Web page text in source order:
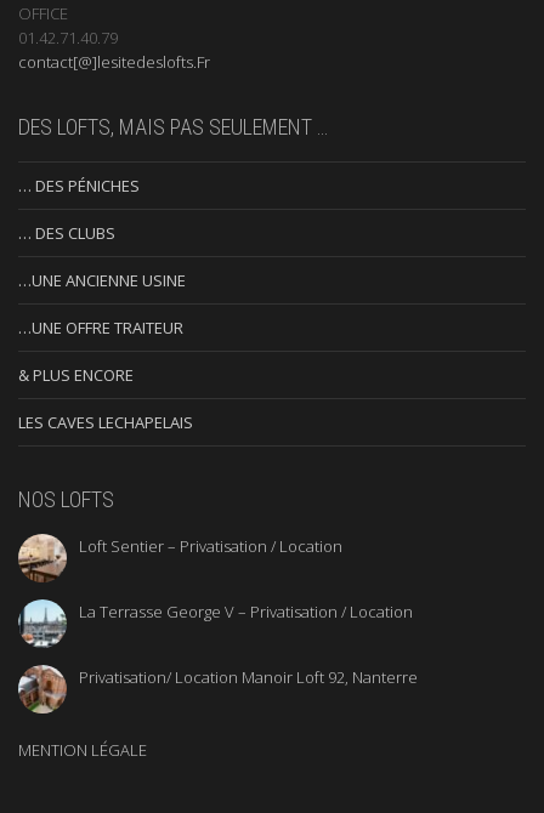
OFFICE
01.42.71.40.79
contact[@]lesitedeslofts.Fr
DES LOFTS, MAIS PAS SEULEMENT …
… DES PÉNICHES
… DES CLUBS
…UNE ANCIENNE USINE
…UNE OFFRE TRAITEUR
& PLUS ENCORE
LES CAVES LECHAPELAIS
NOS LOFTS
Loft Sentier – Privatisation / Location
La Terrasse George V – Privatisation / Location
Privatisation/ Location Manoir Loft 92, Nanterre
MENTION LÉGALE